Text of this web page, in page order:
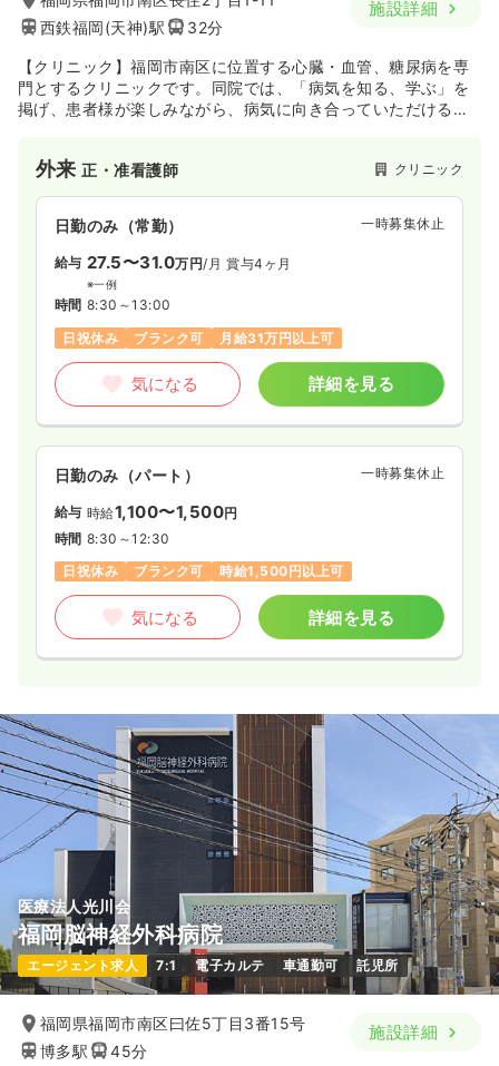
西鉄福岡(天神)駅
32分
施設詳細
【クリニック】福岡市南区に位置する心臓・血管、糖尿病を専
門とするクリニックです。同院では、「病気を知る、学ぶ」を
掲げ、患者様が楽しみながら、病気に向き合っていただけるよ
ます。
外来正・准看護師 クリニック
日勤のみ（常勤） 一時募集休止
給与 27.5〜31.0万円/月 賞与4ヶ月
※一例
時間 8:30～13:00
日祝休み
ブランク可 月給31万円以上可
気になる 詳細を見る
日勤のみ（パート） 一時募集休止
給与 時給1,100〜1,500円
時間 8:30～12:30
日祝休み
ブランク可 時給1,500円以上可
気になる 詳細を見る
医療法人光川会
福岡脳神経外科病院
エージェント求人 7:1 電子カルテ 車通勤可 託児所
福岡県福岡市南区曰佐5丁目3番15号
博多駅
45分
施設詳細